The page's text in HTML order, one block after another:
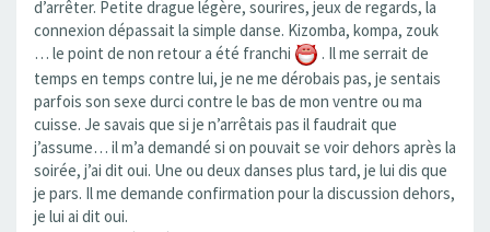
d’arrêter. Petite drague légère, sourires, jeux de regards, la
connexion dépassait la simple danse. Kizomba, kompa, zouk
… le point de non retour a été franchi
. Il me serrait de
temps en temps contre lui, je ne me dérobais pas, je sentais
parfois son sexe durci contre le bas de mon ventre ou ma
cuisse. Je savais que si je n’arrêtais pas il faudrait que
j’assume… il m’a demandé si on pouvait se voir dehors après la
soirée, j’ai dit oui. Une ou deux danses plus tard, je lui dis que
je pars. Il me demande confirmation pour la discussion dehors,
je lui ai dit oui.